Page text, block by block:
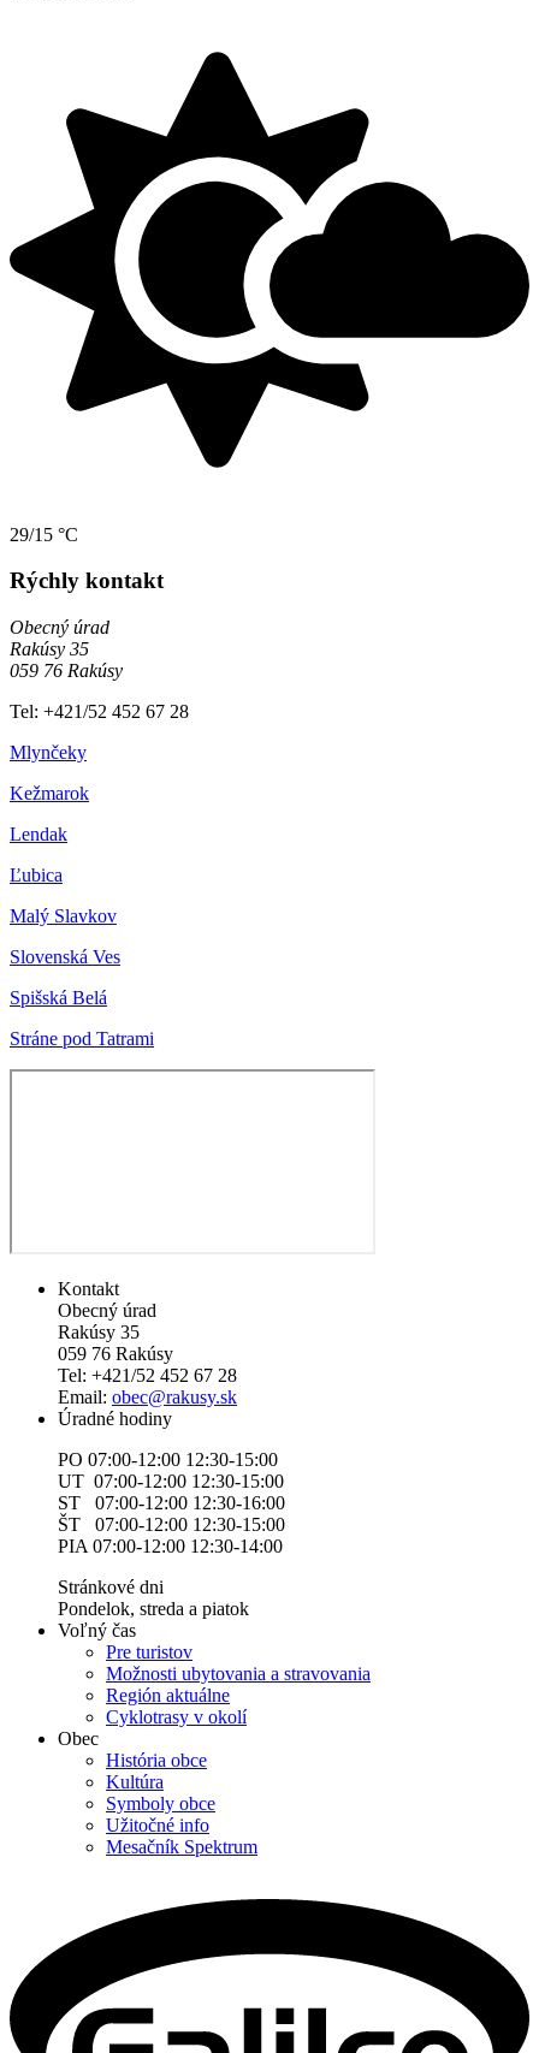
29/15 °C
Rýchly kontakt
Obecný úrad
Rakúsy 35
059 76 Rakúsy
Tel: +421/52 452 67 28
Mlynčeky
Kežmarok
Lendak
Ľubica
Malý Slavkov
Slovenská Ves
Spišská Belá
Stráne pod Tatrami
Kontakt
Obecný úrad
Rakúsy 35
059 76 Rakúsy
Tel: +421/52 452 67 28
Email: obec@rakusy.sk
Úradné hodiny
PO 07:00-12:00 12:30-15:00
UT 07:00-12:00 12:30-15:00
ST 07:00-12:00 12:30-16:00
ŠT 07:00-12:00 12:30-15:00
PIA 07:00-12:00 12:30-14:00
Stránkové dni
Pondelok, streda a piatok
Voľný čas
Pre turistov
Možnosti ubytovania a stravovania
Región aktuálne
Cyklotrasy v okolí
Obec
História obce
Kultúra
Symboly obce
Užitočné info
Mesačník Spektrum